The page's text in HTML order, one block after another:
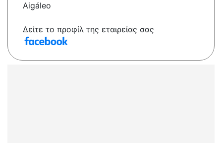
Aigáleo
Δείτε το προφίλ της εταιρείας σας